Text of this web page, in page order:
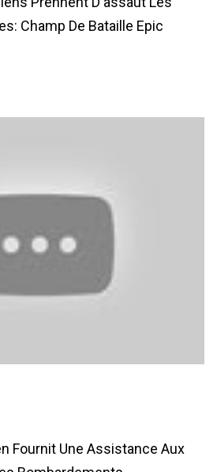
Champ De Bataille Epic
Fournit Une Assistance Aux